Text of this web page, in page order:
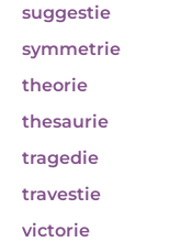
suggestie
symmetrie
theorie
thesaurie
tragedie
travestie
victorie